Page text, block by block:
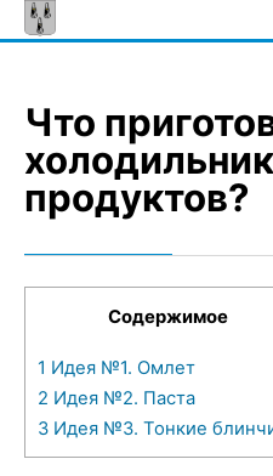
Skip
to
Что
продуктов?
Содержимое
1 Идея №1. Омлет
2 Идея №2. Паста
3 Идея №3. Тонкие